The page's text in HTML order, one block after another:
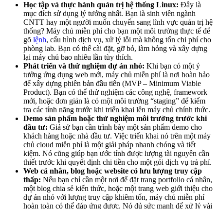
Học tập và thực hành quản trị hệ thống Linux: Đây là
mục đích sử dụng lý tưởng nhất. Bạn là sinh viên ngành
CNTT hay một người muốn chuyển sang lĩnh vực quản trị hệ
thống? Máy chủ miễn phí cho bạn một môi trường thực tế để
gõ lệnh, cấu hình dịch vụ, xử lý lỗi mà không tốn chi phí cho
phòng lab. Bạn có thể cài đặt, gỡ bỏ, làm hỏng và xây dựng
lại máy chủ bao nhiêu lần tùy thích.
Phát triển và thử nghiệm dự án nhỏ: Khi bạn có một ý
tưởng ứng dụng web mới, máy chủ miễn phí là nơi hoàn hảo
để xây dựng phiên bản đầu tiên (MVP – Minimum Viable
Product). Bạn có thể thử nghiệm các công nghệ, framework
mới, hoặc đơn giản là có một môi trường “staging” để kiểm
tra các tính năng trước khi triển khai lên máy chủ chính thức.
Demo sản phẩm hoặc thử nghiệm môi trường trước khi
đầu tư: Giả sử bạn cần trình bày một sản phẩm demo cho
khách hàng hoặc nhà đầu tư. Việc triển khai nó trên một máy
chủ cloud miễn phí là một giải pháp nhanh chóng và tiết
kiệm. Nó cũng giúp bạn ước tính được lượng tài nguyên cần
thiết trước khi quyết định chi tiền cho một gói dịch vụ trả phí.
Web cá nhân, blog hoặc website có lưu lượng truy cập
thấp: Nếu bạn chỉ cần một nơi để đặt trang portfolio cá nhân,
một blog chia sẻ kiến thức, hoặc một trang web giới thiệu cho
dự án nhỏ với lượng truy cập khiêm tốn, máy chủ miễn phí
hoàn toàn có thể đáp ứng được. Nó đủ sức mạnh để xử lý vài